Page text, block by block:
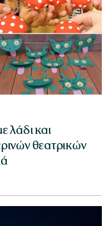
λάδι και
θεατρικών